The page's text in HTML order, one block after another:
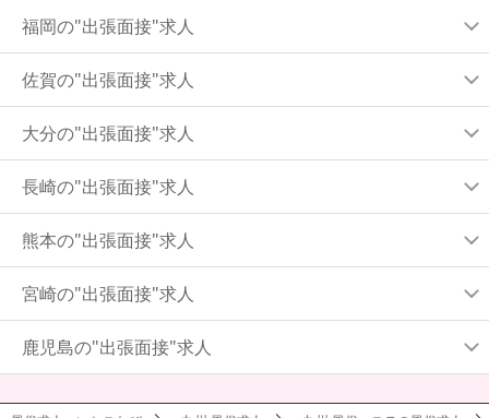
福岡の"出張面接"求人
佐賀の"出張面接"求人
大分の"出張面接"求人
長崎の"出張面接"求人
熊本の"出張面接"求人
宮崎の"出張面接"求人
鹿児島の"出張面接"求人